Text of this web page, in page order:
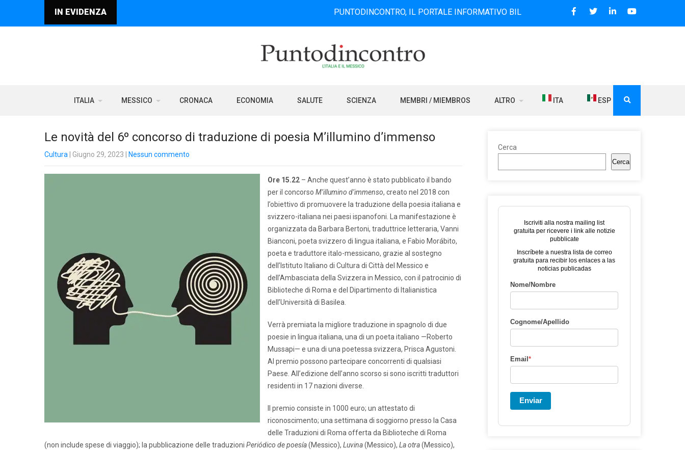
IN EVIDENZA PUNTODINCONTRO, IL PORTALE INFORMATIVO BILINGUE CHE DAL 2006 DIFFONDE NOTIZIE SUI
ITALIA MESSICO CRONACA ECONOMIA SALUTE SCIENZA MEMBRI / MIEMBROS ALTRO ITA ESP
Le novità del 6º concorso di traduzione di poesia M’illumino d’immenso
Cultura | Giugno 29, 2023 Nessun commento
Ore 15.22 – Anche quest’anno è stato pubblicato il bando
per il concorso M’illumino d’immenso, creato nel 2018 con
l’obiettivo di promuovere la traduzione della poesia italiana e
svizzero-italiana nei paesi ispanofoni. La manifestazione è
organizzata da Barbara Bertoni, traduttrice letteraria, Vanni
Bianconi, poeta svizzero di lingua italiana, e Fabio Morábito,
poeta e traduttore italo-messicano, grazie al sostegno
dell’Istituto Italiano di Cultura di Città del Messico e
dell’Ambasciata della Svizzera in Messico, con il patrocinio di
Biblioteche di Roma e del Dipartimento di Italianistica
dell’Università di Basilea.
Verrà premiata la migliore traduzione in spagnolo di due
poesie in lingua italiana, una di un poeta italiano —Roberto
Mussapi— e una di una poetessa svizzera, Prisca Agustoni.
Al premio possono partecipare concorrenti di qualsiasi
Paese. All’edizione dell’anno scorso si sono iscritti traduttori
residenti in 17 nazioni diverse.
Il premio consiste in 1000 euro; un attestato di
riconoscimento; una settimana di soggiorno presso la Casa
delle Traduzioni di Roma offerta da Biblioteche di Roma
(non include spese di viaggio); la pubblicazione delle traduzioni Periódico de poesía(Messico), Luvina(Messico), La otra(Messico),
Cerca
Cerca
Iscriviti alla nostra mailing list
gratuita per ricevere i link alle notizie
pubblicate
Inscríbete a nuestra lista de correo
gratuita para recibir los enlaces a las
noticias publicadas
Nome/Nombre
Cognome/Apellido
Email *
Enviar